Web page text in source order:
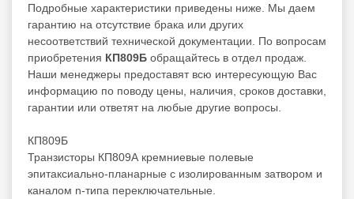
Подробные характеристики приведены ниже. Мы даем
гарантию на отсутствие брака или других
несоответствий технической документации. По вопросам
приобретения КП809Б обращайтесь в отдел продаж.
Наши менеджеры предоставят всю интересующую Вас
информацию по поводу цены, наличия, сроков доставки,
гарантии или ответят на любые другие вопросы.
КП809Б
Транзисторы КП809А кремниевые полевые
эпитаксиально-планарные с изолированным затвором и
каналом n-типа переключательные.